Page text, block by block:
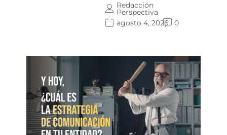
Redacción
Perspectiva
agosto 4, 2026
0